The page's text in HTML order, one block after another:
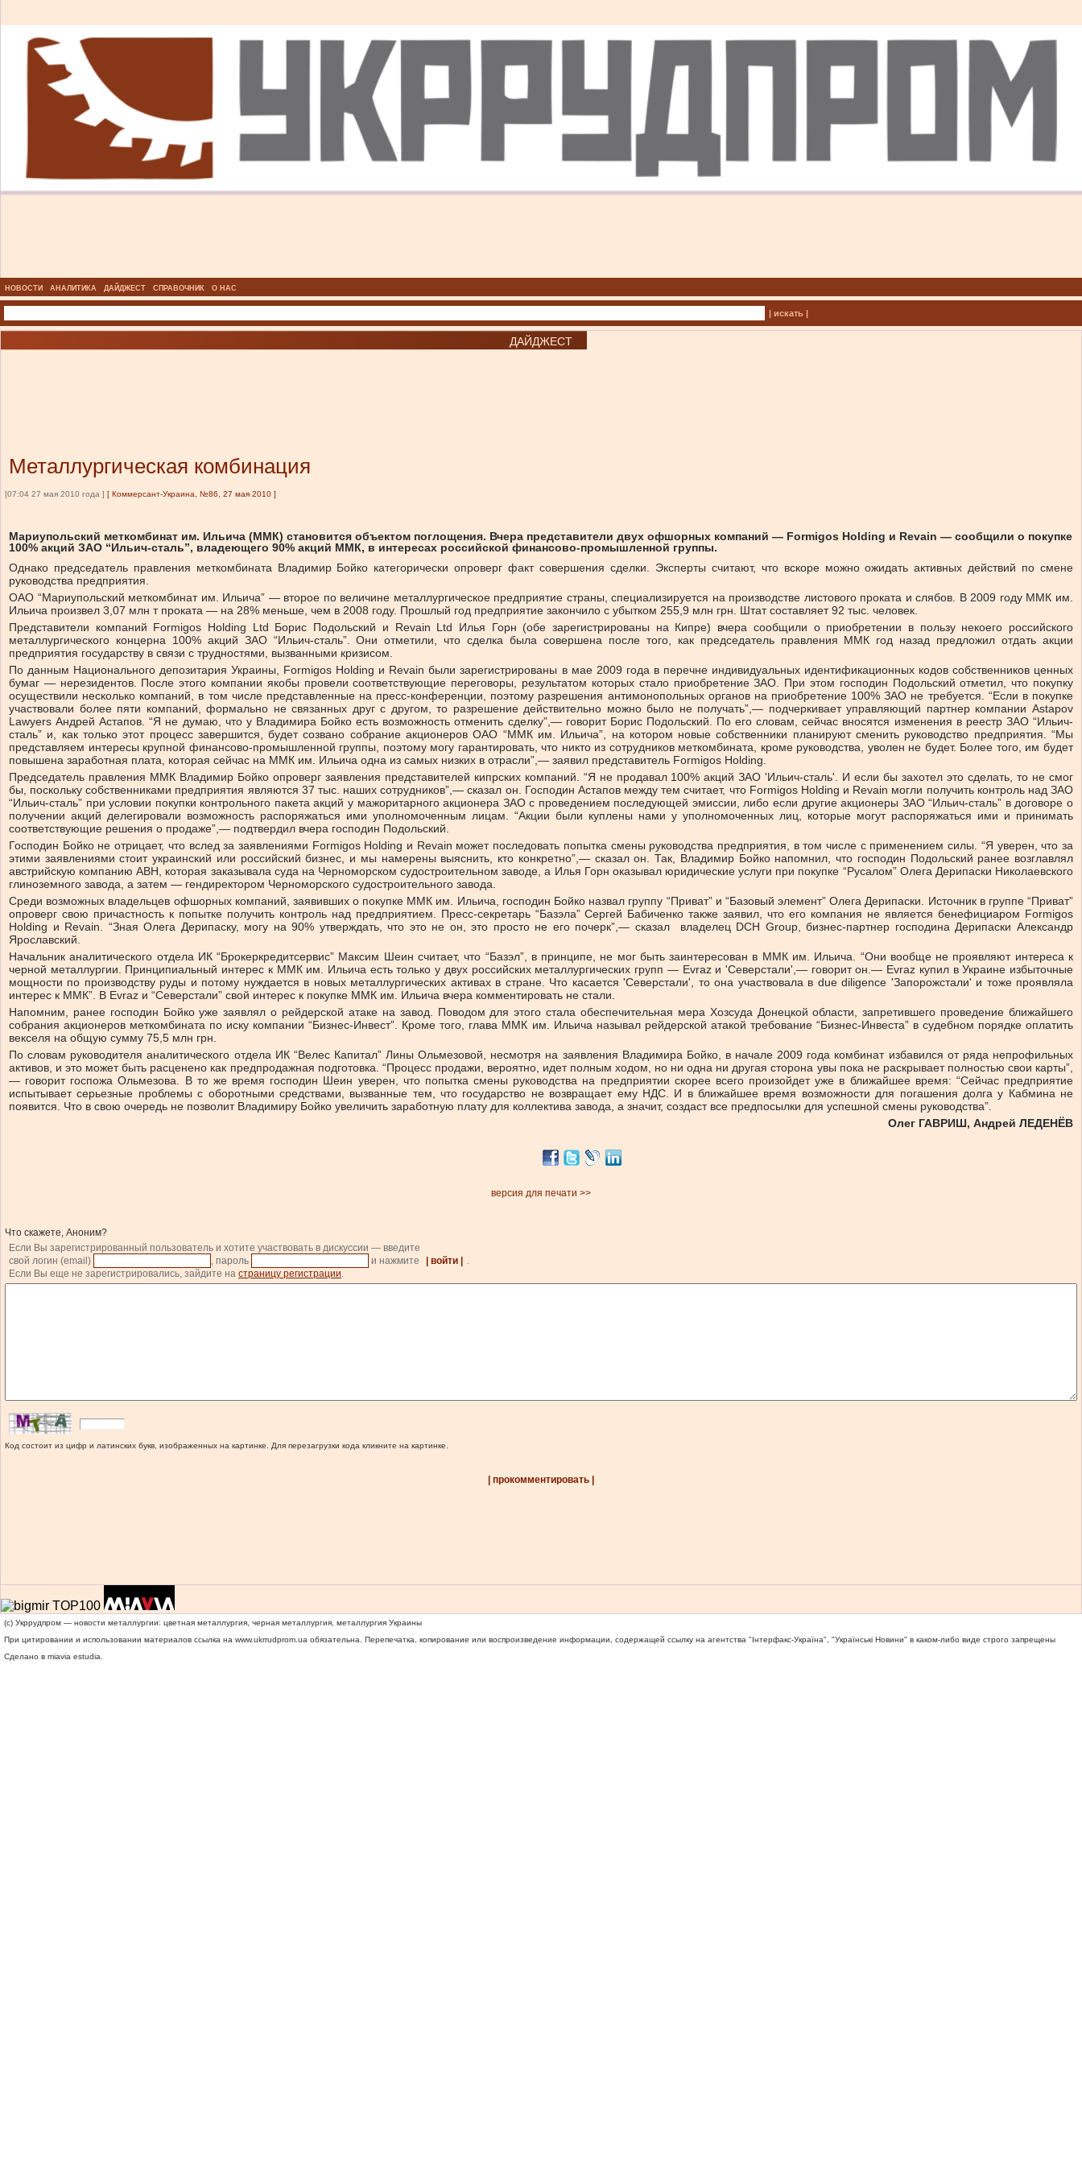
НОВОСТИ АНАЛИТИКА ДАЙДЖЕСТ СПРАВОЧНИК О НАС
| искать |
ДАЙДЖЕСТ
Металлургическая комбинация
[07:04 27 мая 2010 года ] [ Коммерсант-Украина, №86, 27 мая 2010 ]
Мариупольский меткомбинат им. Ильича (ММК) становится объектом поглощения. Вчера представители двух офшорных компаний — Formigos Holding и Revain — сообщили о покупке
100% акций ЗАО “Ильич-сталь”, владеющего 90% акций ММК, в интересах российской финансово-промышленной группы.
Однако председатель правления меткомбината Владимир Бойко категорически опроверг факт совершения сделки. Эксперты считают, что вскоре можно ожидать активных действий по смене
руководства предприятия.
ОАО “Мариупольский меткомбинат им. Ильича” — второе по величине металлургическое предприятие страны, специализируется на производстве листового проката и слябов. В 2009 году ММК им.
Ильича произвел 3,07 млн т проката — на 28% меньше, чем в 2008 году. Прошлый год предприятие закончило с убытком 255,9 млн грн. Штат составляет 92 тыс. человек.
Представители компаний Formigos Holding Ltd Борис Подольский и Revain Ltd Илья Горн (обе зарегистрированы на Кипре) вчера сообщили о приобретении в пользу некоего российского
металлургического концерна 100% акций ЗАО “Ильич-сталь”. Они отметили, что сделка была совершена после того, как председатель правления ММК год назад предложил отдать акции
предприятия государству в связи с трудностями, вызванными кризисом.
По данным Национального депозитария Украины, Formigos Holding и Revain были зарегистрированы в мае 2009 года в перечне индивидуальных идентификационных кодов собственников ценных
бумаг — нерезидентов. После этого компании якобы провели соответствующие переговоры, результатом которых стало приобретение ЗАО. При этом господин Подольский отметил, что покупку
осуществили несколько компаний, в том числе представленные на пресс-конференции, поэтому разрешения антимонопольных органов на приобретение 100% ЗАО не требуется. “Если в покупке
участвовали более пяти компаний, формально не связанных друг с другом, то разрешение действительно можно было не получать”,— подчеркивает управляющий партнер компании Astapov
Lawyers Андрей Астапов. “Я не думаю, что у Владимира Бойко есть возможность отменить сделку”,— говорит Борис Подольский. По его словам, сейчас вносятся изменения в реестр ЗАО “Ильич-
сталь” и, как только этот процесс завершится, будет созвано собрание акционеров ОАО “ММК им. Ильича”, на котором новые собственники планируют сменить руководство предприятия. “Мы
представляем интересы крупной финансово-промышленной группы, поэтому могу гарантировать, что никто из сотрудников меткомбината, кроме руководства, уволен не будет. Более того, им будет
повышена заработная плата, которая сейчас на ММК им. Ильича одна из самых низких в отрасли”,— заявил представитель Formigos Holding.
Председатель правления ММК Владимир Бойко опроверг заявления представителей кипрских компаний. “Я не продавал 100% акций ЗАО 'Ильич-сталь'. И если бы захотел это сделать, то не смог
бы, поскольку собственниками предприятия являются 37 тыс. наших сотрудников”,— сказал он. Господин Астапов между тем считает, что Formigos Holding и Revain могли получить контроль над ЗАО
“Ильич-сталь” при условии покупки контрольного пакета акций у мажоритарного акционера ЗАО с проведением последующей эмиссии, либо если другие акционеры ЗАО “Ильич-сталь” в договоре о
получении акций делегировали возможность распоряжаться ими уполномоченным лицам. “Акции были куплены нами у уполномоченных лиц, которые могут распоряжаться ими и принимать
соответствующие решения о продаже”,— подтвердил вчера господин Подольский.
Господин Бойко не отрицает, что вслед за заявлениями Formigos Holding и Revain может последовать попытка смены руководства предприятия, в том числе с применением силы. “Я уверен, что за
этими заявлениями стоит украинский или российский бизнес, и мы намерены выяснить, кто конкретно”,— сказал он. Так, Владимир Бойко напомнил, что господин Подольский ранее возглавлял
австрийскую компанию ABH, которая заказывала суда на Черноморском судостроительном заводе, а Илья Горн оказывал юридические услуги при покупке “Русалом” Олега Дерипаски Николаевского
глиноземного завода, а затем — гендиректором Черноморского судостроительного завода.
Среди возможных владельцев офшорных компаний, заявивших о покупке ММК им. Ильича, господин Бойко назвал группу “Приват” и “Базовый элемент” Олега Дерипаски. Источник в группе “Приват”
опроверг свою причастность к попытке получить контроль над предприятием. Пресс-секретарь “Базэла” Сергей Бабиченко также заявил, что его компания не является бенефициаром Formigos
Holding и Revain. “Зная Олега Дерипаску, могу на 90% утверждать, что это не он, это просто не его почерк”,— сказал владелец DCH Group, бизнес-партнер господина Дерипаски Александр
Ярославский.
Начальник аналитического отдела ИК “Брокеркредитсервис” Максим Шеин считает, что “Базэл”, в принципе, не мог быть заинтересован в ММК им. Ильича. “Они вообще не проявляют интереса к
черной металлургии. Принципиальный интерес к ММК им. Ильича есть только у двух российских металлургических групп — Evraz и 'Северстали',— говорит он.— Evraz купил в Украине избыточные
мощности по производству руды и потому нуждается в новых металлургических активах в стране. Что касается 'Северстали', то она участвовала в due diligence 'Запорожстали' и тоже проявляла
интерес к ММК”. В Evraz и “Северстали” свой интерес к покупке ММК им. Ильича вчера комментировать не стали.
Напомним, ранее господин Бойко уже заявлял о рейдерской атаке на завод. Поводом для этого стала обеспечительная мера Хозсуда Донецкой области, запретившего проведение ближайшего
собрания акционеров меткомбината по иску компании “Бизнес-Инвест”. Кроме того, глава ММК им. Ильича называл рейдерской атакой требование “Бизнес-Инвеста” в судебном порядке оплатить
векселя на общую сумму 75,5 млн грн.
По словам руководителя аналитического отдела ИК “Велес Капитал” Лины Ольмезовой, несмотря на заявления Владимира Бойко, в начале 2009 года комбинат избавился от ряда непрофильных
активов, и это может быть расценено как предпродажная подготовка. “Процесс продажи, вероятно, идет полным ходом, но ни одна ни другая сторона увы пока не раскрывает полностью свои карты”,
— говорит госпожа Ольмезова. В то же время господин Шеин уверен, что попытка смены руководства на предприятии скорее всего произойдет уже в ближайшее время: “Сейчас предприятие
испытывает серьезные проблемы с оборотными средствами, вызванные тем, что государство не возвращает ему НДС. И в ближайшее время возможности для погашения долга у Кабмина не
появится. Что в свою очередь не позволит Владимиру Бойко увеличить заработную плату для коллектива завода, а значит, создаст все предпосылки для успешной смены руководства”.
Олег ГАВРИШ, Андрей ЛЕДЕНЁВ
версия для печати >>
Что скажете, Аноним?
Если Вы зарегистрированный пользователь и хотите участвовать в дискуссии — введите
свой логин (email)
, пароль и нажмите | войти |
.
Если Вы еще не зарегистрировались, зайдите на страницу регистрации.
Код состоит из цифр и латинских букв, изображенных на картинке. Для перезагрузки кода кликните на картинке.
| прокомментировать |
(c) Укррудпром — новости металлургии: цветная металлургия, черная металлургия, металлургия Украины
При цитировании и использовании материалов ссылка на www.ukrrudprom.ua обязательна. Перепечатка, копирование или воспроизведение информации, содержащей ссылку на агентства "Iнтерфакс-Україна", "Українськi Новини" в каком-либо виде строго запрещены
Сделано в miavia estudia.